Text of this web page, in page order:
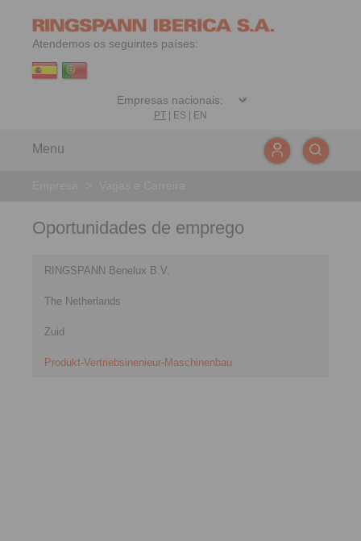
Atendemos os seguintes países:
PT| ES EN
Menu
Oportunidades de emprego
RINGSPANN Benelux B.V.
The Netherlands
Zuid
Produkt-Vertriebsinenieur-Maschinenbau